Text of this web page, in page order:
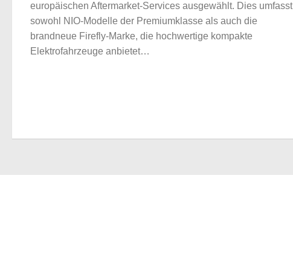
europäischen Aftermarket-Services ausgewählt. Dies umfasst
sowohl NIO-Modelle der Premiumklasse als auch die
brandneue Firefly-Marke, die hochwertige kompakte
Elektrofahrzeuge anbietet…